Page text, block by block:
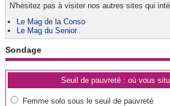
N'hésitez pas à visiter nos autres sites qui
Le Mag de la Conso
Le Mag du Senior
Sondage
Seuil de pauvreté : où vous
Femme solo sous le seuil de pauvreté